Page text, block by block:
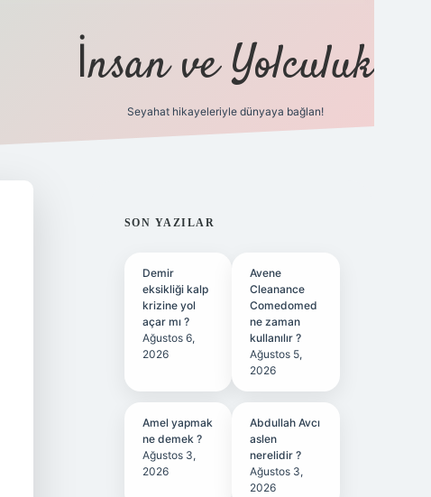
İnsan ve Yolculuk
Seyahat hikayeleriyle dünyaya bağlan!
SIDEBAR
SON YAZILAR
Demir
eksikliği kalp
krizine yol
açar mı ?
Ağustos 6,
2026
Avene
Cleanance
Comedomed
ne zaman
kullanılır ?
Ağustos 5,
2026
Amel yapmak
ne demek ?
Ağustos 3,
2026
Abdullah Avcı
aslen
nerelidir ?
Ağustos 3,
2026